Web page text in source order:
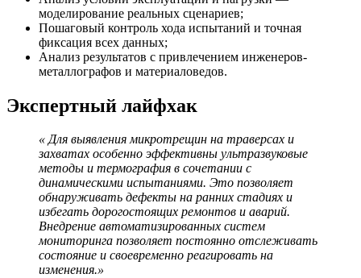
моделирование реальных сценариев;
Пошаговый контроль хода испытаний и точная
фиксация всех данных;
Анализ результатов с привлечением инженеров-
металлографов и материаловедов.
Экспертный лайфхак
« Для выявления микротрещин на траверсах и
захватах особенно эффективны ультразвуковые
методы и термография в сочетании с
динамическими испытаниями. Это позволяет
обнаруживать дефекты на ранних стадиях и
избегать дорогостоящих ремонтов и аварий.
Внедрение автоматизированных систем
мониторинга позволяет постоянно отслеживать
состояние и своевременно реагировать на
изменения.»